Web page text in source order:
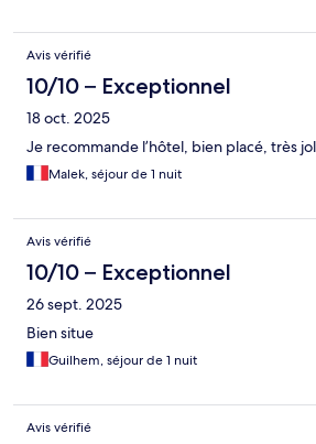
Avis vérifié
10/10 – Exceptionnel
18 oct. 2025
Je recommande l’hôtel, bien placé, très
Malek, séjour de 1 nuit
Avis vérifié
10/10 – Exceptionnel
26 sept. 2025
Bien situe
Guilhem, séjour de 1 nuit
Avis vérifié